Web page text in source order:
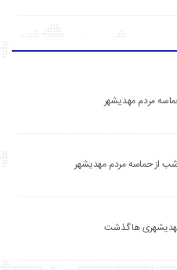
مردم مهدیشهر
حماسه مردم مهدیشهر